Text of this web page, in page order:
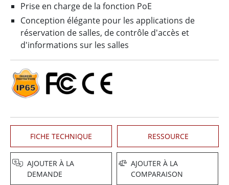
Prise en charge de la fonction PoE
Conception élégante pour les applications de
réservation de salles, de contrôle d'accès et
d'informations sur les salles
FICHE TECHNIQUE RESSOURCE
AJOUTER À LA
DEMANDE
AJOUTER À LA
COMPARAISON